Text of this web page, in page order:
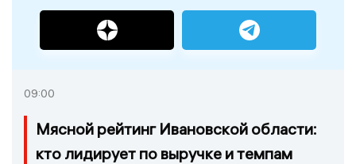
09:00
Мясной рейтинг Ивановской области:
кто лидирует по выручке и темпам